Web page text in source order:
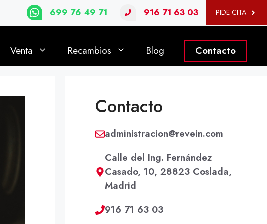
699 76 49 71 916 71 63 03 PIDE CITA
Venta Recambios Blog Contacto
Contacto
administracion@revein.com
Calle del Ing. Fernández
Casado, 10, 28823 Coslada,
Madrid
916 71 63 03